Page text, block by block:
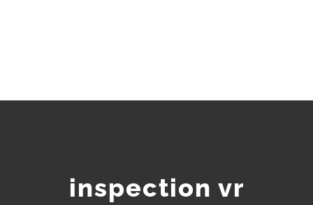
inspection vr